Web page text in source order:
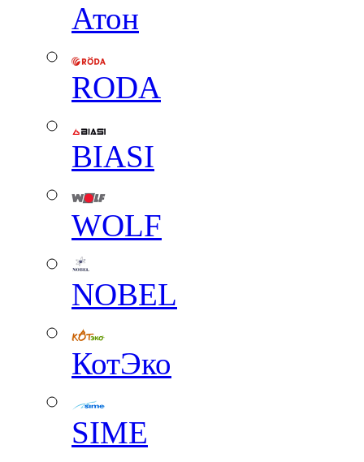
Атон
RODA
BIASI
WOLF
NOBEL
КотЭко
SIME